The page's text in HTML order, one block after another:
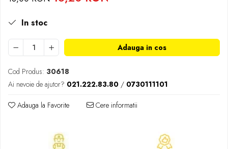
Atlase, dictionare si enciclopedii
Benzi desenate
Carti de colorat
Carti pentru copii
Grafice
Literatura si fictiune
Povesti pentru copii
Povesti si povestiri
In stoc
Adauga in cos
Cod Produs: 30618
Ai nevoie de ajutor? 021.222.83.80 / 0730111101
Adauga la Favorite Cere informatii